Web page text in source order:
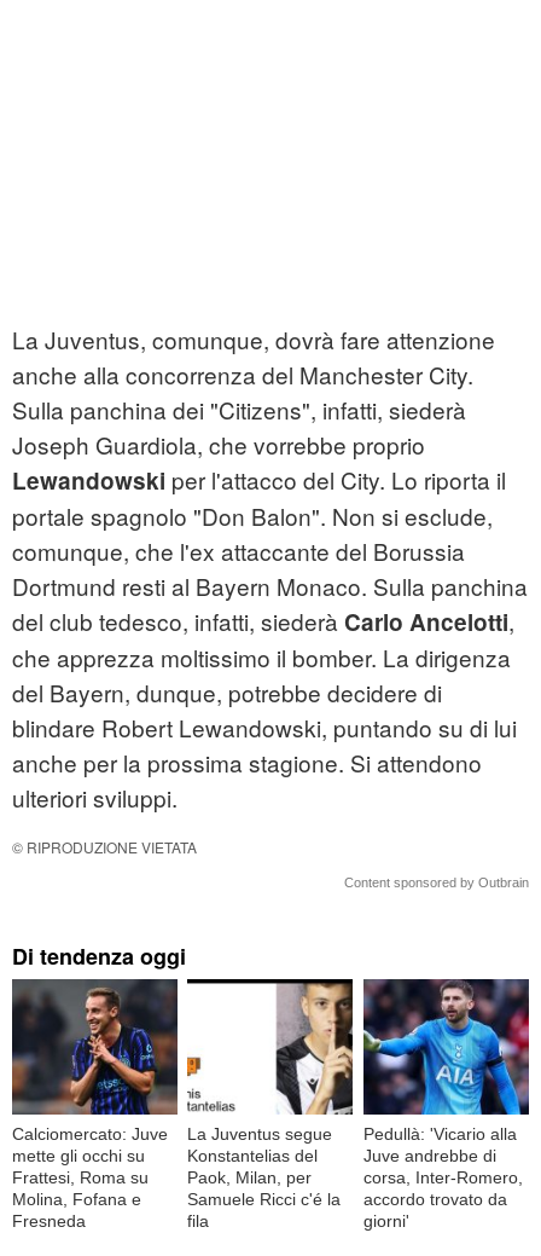
La Juventus, comunque, dovrà fare attenzione
anche alla concorrenza del Manchester City.
Sulla panchina dei "Citizens", infatti, siederà
Joseph Guardiola, che vorrebbe proprio
Lewandowski per l'attacco del City. Lo riporta il
portale spagnolo "Don Balon". Non si esclude,
comunque, che l'ex attaccante del Borussia
Dortmund resti al Bayern Monaco. Sulla panchina
del club tedesco, infatti, siederà Carlo Ancelotti,
che apprezza moltissimo il bomber. La dirigenza
del Bayern, dunque, potrebbe decidere di
blindare Robert Lewandowski, puntando su di lui
anche per la prossima stagione. Si attendono
ulteriori sviluppi.
© RIPRODUZIONE VIETATA
Content sponsored by Outbrain
Di tendenza oggi
Calciomercato: Juve
mette gli occhi su
Frattesi, Roma su
Molina, Fofana e
Fresneda
La Juventus segue
Konstantelias del
Paok, Milan, per
Samuele Ricci c'é la
fila
Pedullà: 'Vicario alla
Juve andrebbe di
corsa, Inter-Romero,
accordo trovato da
giorni'